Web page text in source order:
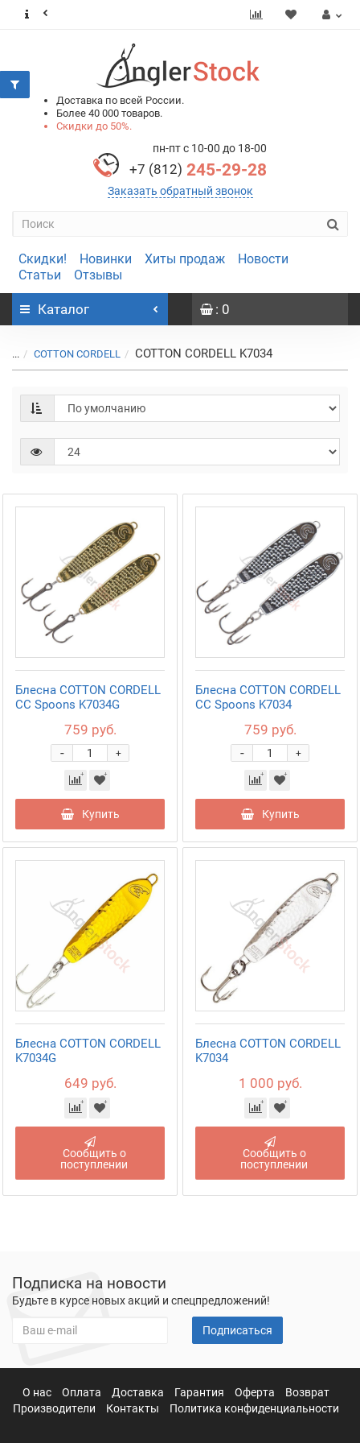
Доставка по всей России.
Более 40 000 товаров.
Скидки до 50%.
пн-пт с 10-00 до 18-00
+7 (812) 245-29-28
Заказать обратный звонок
Скидки! Новинки Хиты продаж
Новости
Статьи
Отзывы
Каталог : 0
... COTTON CORDELL COTTON CORDELL K7034
Блесна COTTON CORDELL
СС Spoons K7034G
759 руб.
+
-
Купить
Блесна COTTON CORDELL
СС Spoons K7034
759 руб.
+
-
Купить
Блесна COTTON CORDELL
K7034G
649 руб.
Сообщить о
поступлении
Блесна COTTON CORDELL
K7034
1 000 руб.
Сообщить о
поступлении
Подписка на новости
Будьте в курсе новых акций и спецпредложений!
Подписаться
О нас Оплата Доставка Гарантия Оферта
Возврат
Производители
Контакты Политика конфиденциальности